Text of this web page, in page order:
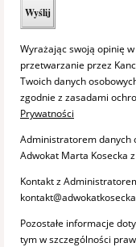
Wyrażając swoją opinię
przetwarzanie przez
Twoich danych
zgodnie z zasadami
Prywatności
Administratorem danych
Adwokat Marta Kosecka
Kontakt z
Pozostałe informacje
tym w szczególności